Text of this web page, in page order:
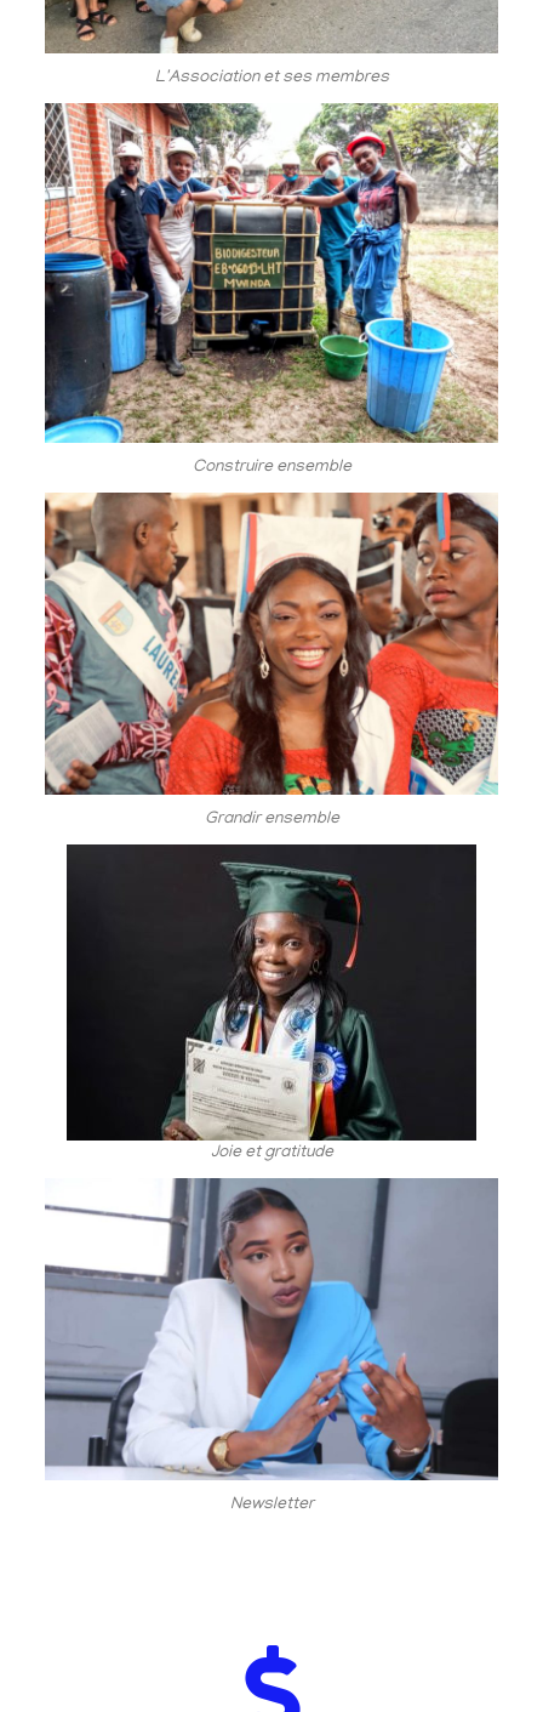
L'Association et ses membres
Construire ensemble
Grandir ensemble
Joie et gratitude
Newsletter